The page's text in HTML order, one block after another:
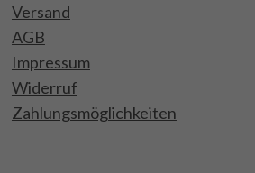
Packungsinhalt: 2 Antriebswellen.
Art.Nr. 907279
Versand
AGB
Impressum
Widerruf
Zahlungsmöglichkeiten